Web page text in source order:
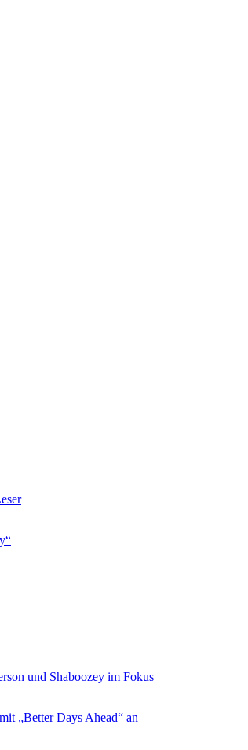
und Shaboozey im Fokus
„Better Days Ahead“ an